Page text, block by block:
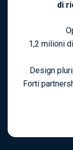
di
1,2 milioni
Design
Forti